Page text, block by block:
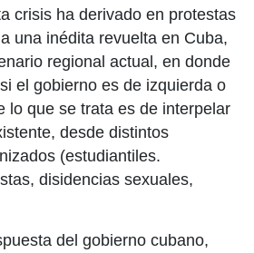
crisis ha derivado en protestas
una inédita revuelta en Cuba,
regional actual, en donde
el gobierno es de izquierda o
lo que se trata es de interpelar
desde distintos
(estudiantiles.
disidencias sexuales,
del gobierno cubano,